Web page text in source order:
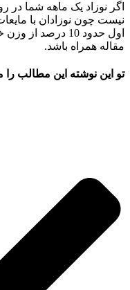
نوزاد یک ماهه شما در
چون نوزادان با
10 درصد از وزن خود را از دست میدن. با
همراه باشد.
این نوشته این مطالب را